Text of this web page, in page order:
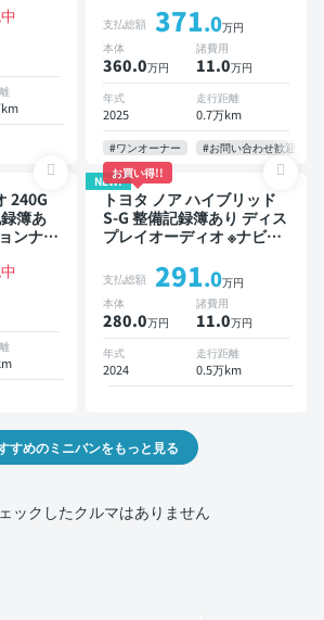
クモ
ーダー
ライド
インドスポットモニター デ
ジタルインナーミラー オー
トクルーズ 3列シート スマ
ートキー ETC 電動バック
ドア バックモニター 全方
位カメラ ドライブレコーダ
ー 衝突軽減 両側電動スラ
イドドア 7人乗り
支払総額 371.0万円
本体
360.0万円
諸費用
11.0万円
年式
2025
走行距離
0.7万km
#ワンオーナー #お問い合わせ歓迎
240G
簿あ
ンナビ
7人乗
NEW!
お買い得!!
トヨタ ノア ハイブリッド
S-G 整備記録簿あり ディス
プレイオーディオ ※ナビキ
ズ 3列シート スマートキー
バックモニター ドライブレ
コーダー 衝突軽減 7人乗り
支払総額 291.0万円
本体
280.0万円
諸費用
11.0万円
年式
2024
走行距離
0.5万km
すめのミニバンをもっと見る
ックしたクルマはありません